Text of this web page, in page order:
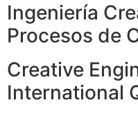
Ingeniería
Procesos de
Creative
International